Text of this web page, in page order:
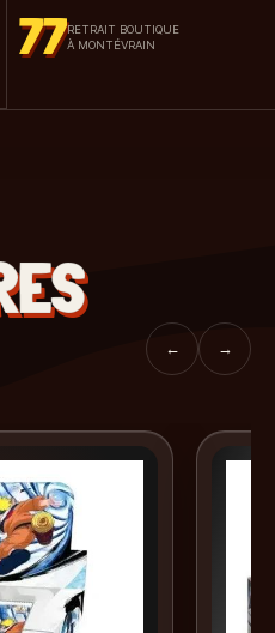
77RETRAIT BOUTIQUE
À MONTÉVRAIN
← →